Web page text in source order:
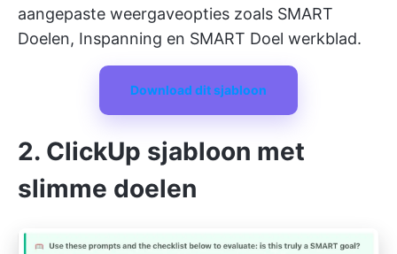
aangepaste weergaveopties zoals SMART
Doelen, Inspanning en SMART Doel werkblad.
Download dit sjabloon
2. ClickUp sjabloon met
slimme doelen